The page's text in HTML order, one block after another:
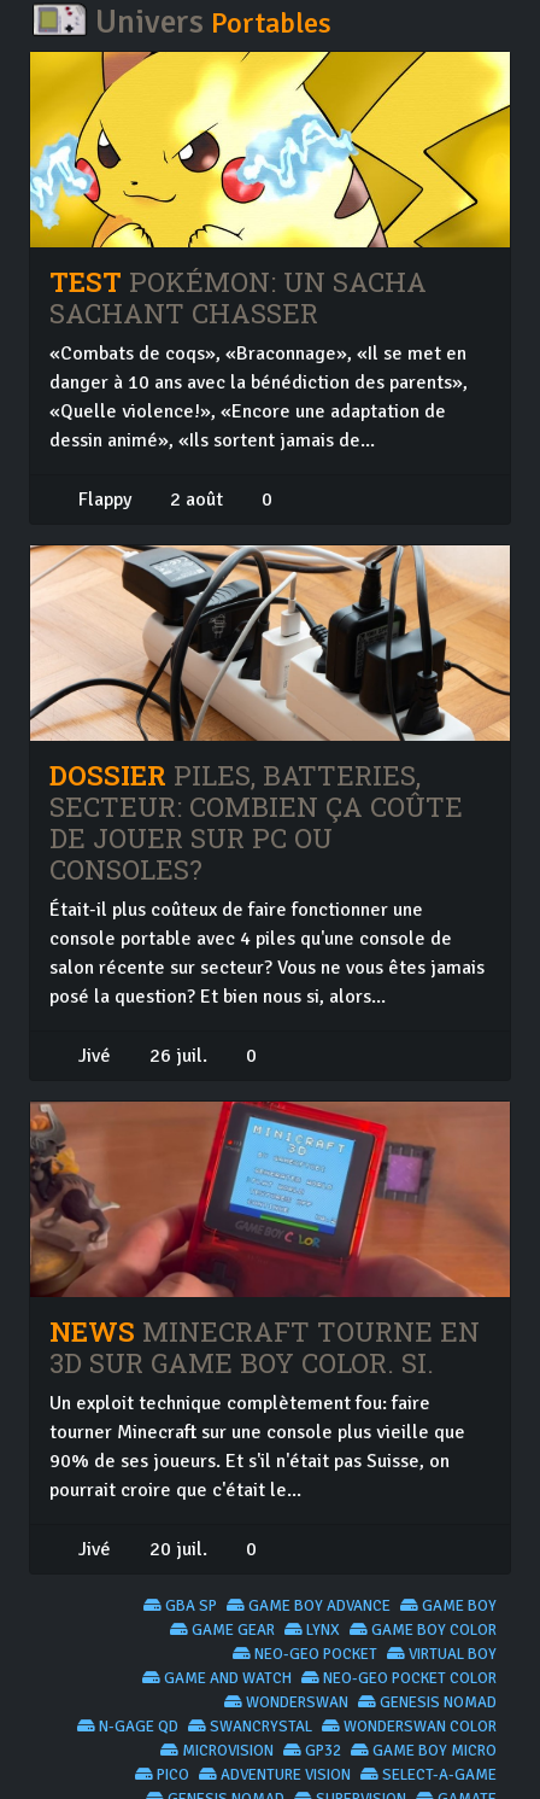
Univers Portables
TEST POKÉMON: UN SACHA
SACHANT CHASSER
«Combats de coqs», «Braconnage», «Il se met en
danger à 10 ans avec la bénédiction des parents»,
«Quelle violence!», «Encore une adaptation de
dessin animé», «Ils sortent jamais de...
Flappy 2 août 0
DOSSIER PILES, BATTERIES,
SECTEUR: COMBIEN ÇA COÛTE
DE JOUER SUR PC OU
CONSOLES?
Était-il plus coûteux de faire fonctionner une
console portable avec 4 piles qu'une console de
salon récente sur secteur? Vous ne vous êtes jamais
posé la question? Et bien nous si, alors...
Jivé 26 juil. 0
NEWS MINECRAFT TOURNE EN
3D SUR GAME BOY COLOR. SI.
Un exploit technique complètement fou: faire
tourner Minecraft sur une console plus vieille que
90% de ses joueurs. Et s'il n'était pas Suisse, on
pourrait croire que c'était le...
Jivé 20 juil. 0
GAME BOY
GAME BOY ADVANCE
GBA SP
GAME BOY COLOR
LYNX
GAME GEAR
VIRTUAL BOY
NEO-GEO POCKET
NEO-GEO POCKET COLOR
GAME AND WATCH
GENESIS NOMAD
WONDERSWAN
WONDERSWAN COLOR
SWANCRYSTAL
N-GAGE QD
GAME BOY MICRO
GP32
MICROVISION
SELECT-A-GAME
ADVENTURE VISION
PICO